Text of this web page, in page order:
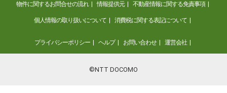
物件に関するお問合せの流れ 情報提供元 不動産情報に関する免責事項
個人情報の取り扱いについて 消費税に関する表記について
プライバシーポリシー ヘルプ お問い合わせ 運営会社
©NTT DOCOMO